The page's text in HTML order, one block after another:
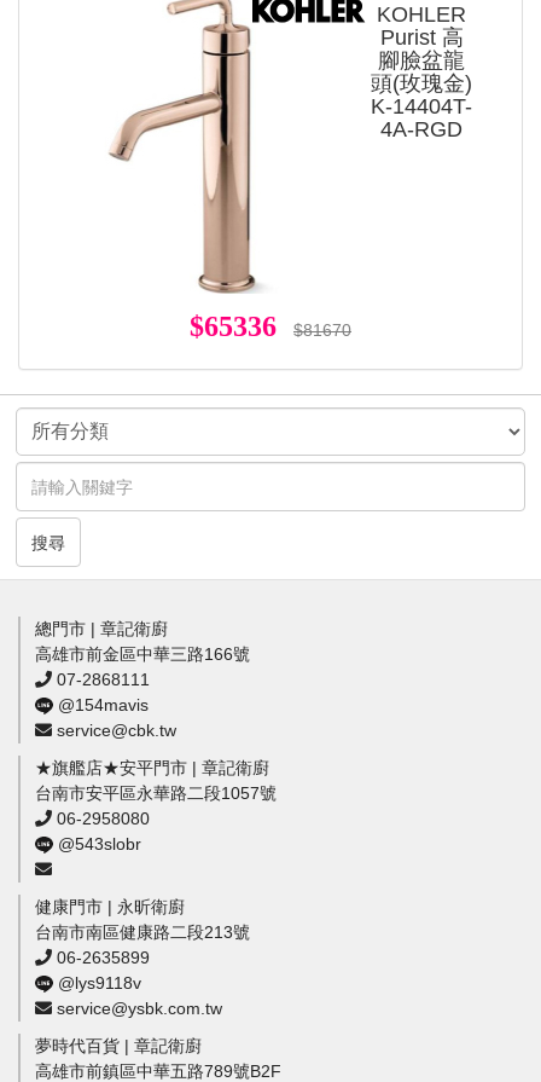
KOHLER
Purist 高
腳臉盆龍
頭(玫瑰金)
K-14404T-
4A-RGD
$65336 $81670
搜尋
總門市 | 章記衛廚
高雄市前金區中華三路166號
07-2868111
@154mavis
service@cbk.tw
★旗艦店★安平門市 | 章記衛廚
台南市安平區永華路二段1057號
06-2958080
@543slobr
健康門市 | 永昕衛廚
台南市南區健康路二段213號
06-2635899
@lys9118v
service@ysbk.com.tw
夢時代百貨 | 章記衛廚
高雄市前鎮區中華五路789號B2F